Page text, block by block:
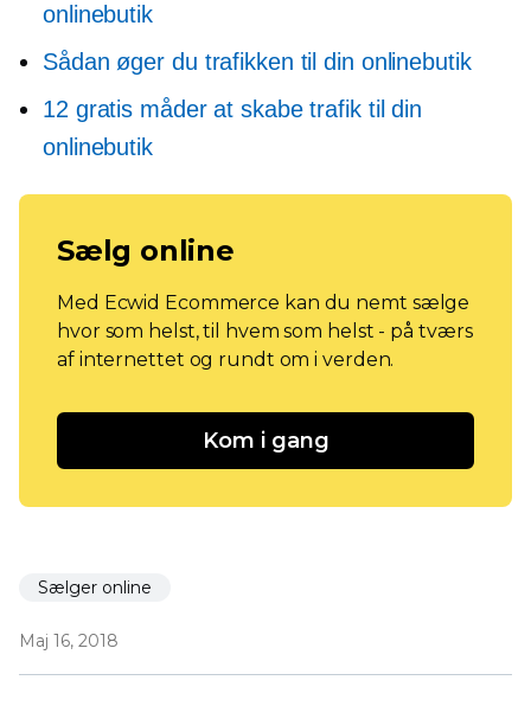
onlinebutik
Sådan øger du trafikken til din onlinebutik
12 gratis måder at skabe trafik til din
onlinebutik
Sælg online
Med Ecwid Ecommerce kan du nemt sælge
hvor som helst, til hvem som helst - på tværs
af internettet og rundt om i verden.
Kom i gang
Sælger online
Maj 16, 2018